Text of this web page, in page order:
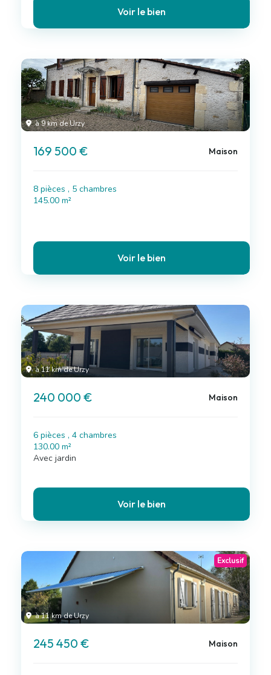
Voir le bien
à 9 km de Urzy
169 500 € Maison
8 pièces , 5 chambres
145.00 m²
Voir le bien
à 11 km de Urzy
240 000 € Maison
6 pièces , 4 chambres
130.00 m²
Avec jardin
Voir le bien
à 11 km de Urzy
Exclusif
245 450 € Maison